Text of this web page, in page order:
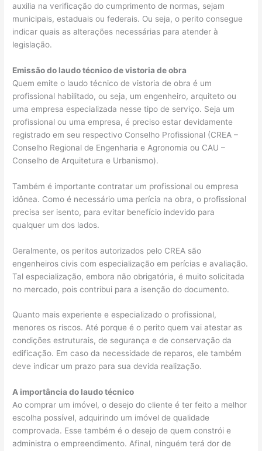
auxilia na verificação do cumprimento de normas, sejam
municipais, estaduais ou federais. Ou seja, o perito consegue
indicar quais as alterações necessárias para atender à
legislação.
Emissão do laudo técnico de vistoria de obra
Quem emite o laudo técnico de vistoria de obra é um
profissional habilitado, ou seja, um engenheiro, arquiteto ou
uma empresa especializada nesse tipo de serviço. Seja um
profissional ou uma empresa, é preciso estar devidamente
registrado em seu respectivo Conselho Profissional (CREA –
Conselho Regional de Engenharia e Agronomia ou CAU –
Conselho de Arquitetura e Urbanismo).
Também é importante contratar um profissional ou empresa
idônea. Como é necessário uma perícia na obra, o profissional
precisa ser isento, para evitar benefício indevido para
qualquer um dos lados.
Geralmente, os peritos autorizados pelo CREA são
engenheiros civis com especialização em perícias e avaliação.
Tal especialização, embora não obrigatória, é muito solicitada
no mercado, pois contribui para a isenção do documento.
Quanto mais experiente e especializado o profissional,
menores os riscos. Até porque é o perito quem vai atestar as
condições estruturais, de segurança e de conservação da
edificação. Em caso da necessidade de reparos, ele também
deve indicar um prazo para sua devida realização.
A importância do laudo técnico
Ao comprar um imóvel, o desejo do cliente é ter feito a melhor
escolha possível, adquirindo um imóvel de qualidade
comprovada. Esse também é o desejo de quem constrói e
administra o empreendimento. Afinal, ninguém terá dor de